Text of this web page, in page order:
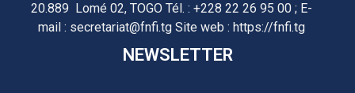
20.889 Lomé 02, TOGO Tél. : +228 22 26 95 00 ; E-
mail : secretariat@fnfi.tg Site web : https://fnfi.tg
NEWSLETTER